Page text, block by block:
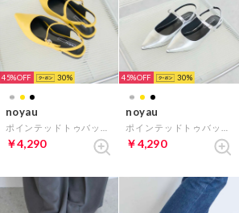
45% 30
noyau
￥4,290
45% 30
noyau
￥4,290